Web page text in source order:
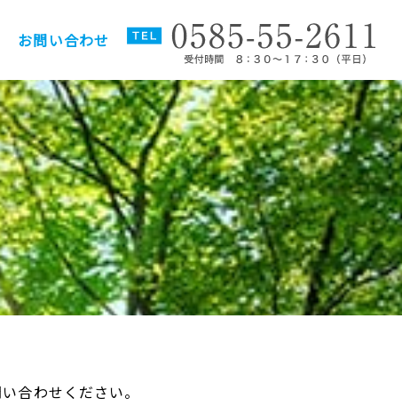
お問い合わせ
合わせください。